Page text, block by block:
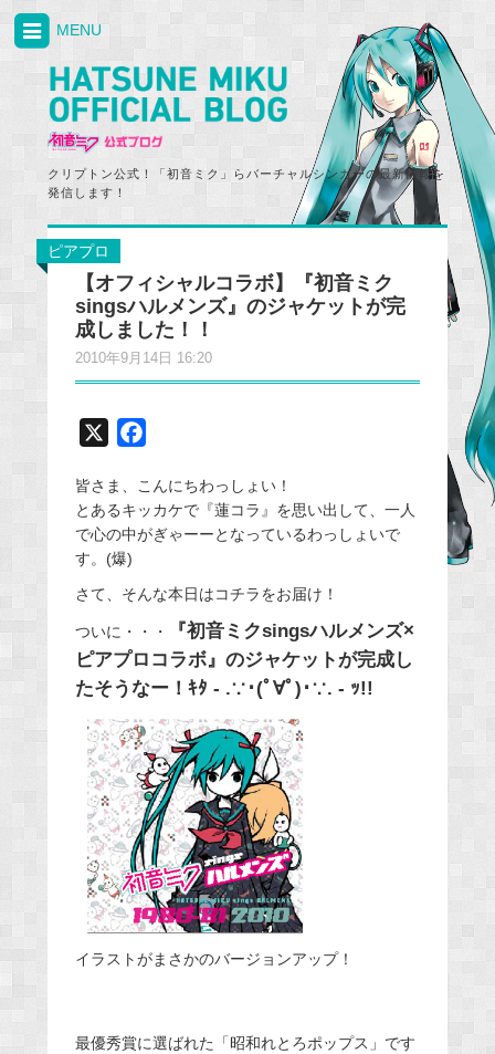
クリプトン公式！「初音ミク」らバーチャルシンガーの最新情報を
発信します！
MENU
ピアプロ
【オフィシャルコラボ】『初音ミク
singsハルメンズ』のジャケットが完
成しました！！
2010年9月14日 16:20
c
e
b
o
k
皆さま、こんにちわっしょい！
とあるキッカケで『蓮コラ』を思い出して、一人
で心の中がぎゃーーとなっているわっしょいで
す。(爆)
さて、そんな本日はコチラをお届け！
ついに・・・
『初音ミクsingsハルメンズ×
ピアプロコラボ』のジャケットが完成し
たそうなー！ｷﾀ - .∵･(ﾟ∀ﾟ)･∵. - ｯ!!
イラストがまさかのバージョンアップ！
最優秀賞に選ばれた「昭和れとろポップス」です